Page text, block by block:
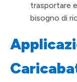
trasportare
bisogno di